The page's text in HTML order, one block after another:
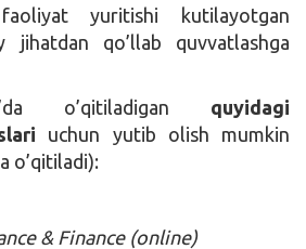
yuritishi kutilayotgan
jihatdan qo’llab quvvatlashga
o’qitiladigan quyidagi
uchun yutib olish mumkin
o’qitiladi):
& Finance (online)